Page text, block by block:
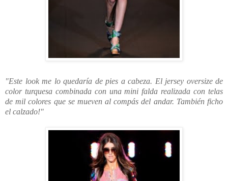
"Este look me lo quedaría de pies a cabeza. El jersey oversize de
color turquesa combinada con una mini falda realizada con telas
de mil colores que se mueven al compás del andar. También ficho
el calzado!"